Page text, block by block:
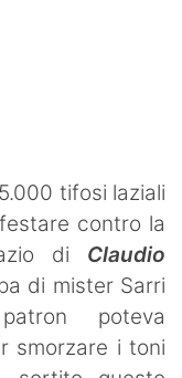
tifosi laziali
contro la
di Claudio
di mister Sarri
poteva
smorzare i toni